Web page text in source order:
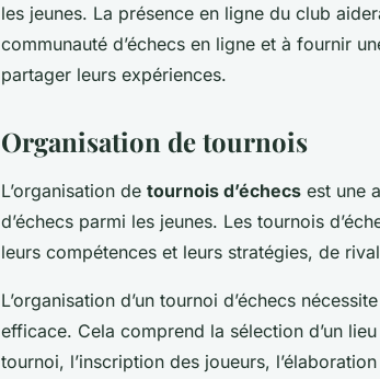
les jeunes. La présence en ligne du club
communauté d’échecs en ligne et à fournir
partager leurs expériences.
Organisation de tournois
L’organisation de tournois d’échecs est une
d’échecs parmi les jeunes. Les tournois
leurs compétences et leurs stratégies, de
L’organisation d’un tournoi d’échecs
efficace. Cela comprend la sélection d’un
tournoi, l’inscription des joueurs,